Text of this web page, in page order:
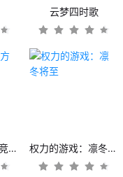
云梦四时歌
跑跑卡丁车官方竞速版 权力的游戏：凛冬将至